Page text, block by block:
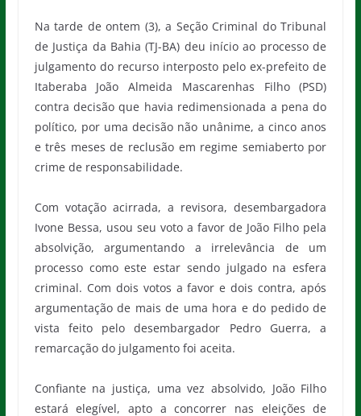
Na tarde de ontem (3), a Seção Criminal do Tribunal
de Justiça da Bahia (TJ-BA) deu início ao processo de
julgamento do recurso interposto pelo ex-prefeito de
Itaberaba João Almeida Mascarenhas Filho (PSD)
contra decisão que havia redimensionada a pena do
político, por uma decisão não unânime, a cinco anos
e três meses de reclusão em regime semiaberto por
crime de responsabilidade.
Com votação acirrada, a revisora, desembargadora
Ivone Bessa, usou seu voto a favor de João Filho pela
absolvição, argumentando a irrelevância de um
processo como este estar sendo julgado na esfera
criminal. Com dois votos a favor e dois contra, após
argumentação de mais de uma hora e do pedido de
vista feito pelo desembargador Pedro Guerra, a
remarcação do julgamento foi aceita.
Confiante na justiça, uma vez absolvido, João Filho
estará elegível, apto a concorrer nas eleições de